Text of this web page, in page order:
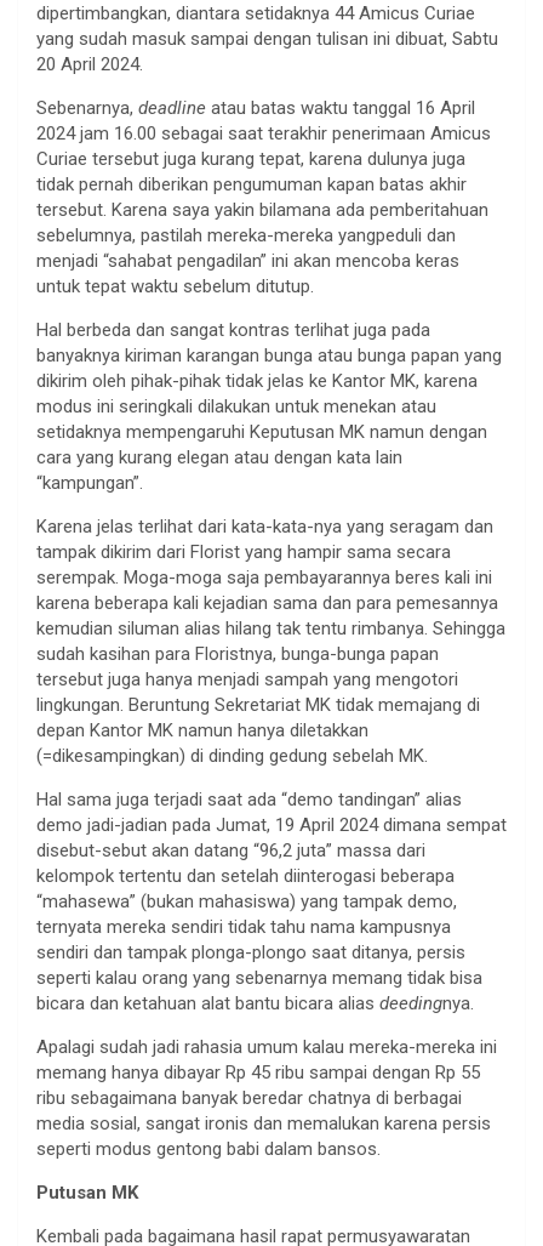
dipertimbangkan, diantara setidaknya 44 Amicus Curiae
yang sudah masuk sampai dengan tulisan ini dibuat, Sabtu
20 April 2024.
Sebenarnya, deadline atau batas waktu tanggal 16 April
2024 jam 16.00 sebagai saat terakhir penerimaan Amicus
Curiae tersebut juga kurang tepat, karena dulunya juga
tidak pernah diberikan pengumuman kapan batas akhir
tersebut. Karena saya yakin bilamana ada pemberitahuan
sebelumnya, pastilah mereka-mereka yangpeduli dan
menjadi “sahabat pengadilan” ini akan mencoba keras
untuk tepat waktu sebelum ditutup.
Hal berbeda dan sangat kontras terlihat juga pada
banyaknya kiriman karangan bunga atau bunga papan yang
dikirim oleh pihak-pihak tidak jelas ke Kantor MK, karena
modus ini seringkali dilakukan untuk menekan atau
setidaknya mempengaruhi Keputusan MK namun dengan
cara yang kurang elegan atau dengan kata lain
“kampungan”.
Karena jelas terlihat dari kata-kata-nya yang seragam dan
tampak dikirim dari Florist yang hampir sama secara
serempak. Moga-moga saja pembayarannya beres kali ini
karena beberapa kali kejadian sama dan para pemesannya
kemudian siluman alias hilang tak tentu rimbanya. Sehingga
sudah kasihan para Floristnya, bunga-bunga papan
tersebut juga hanya menjadi sampah yang mengotori
lingkungan. Beruntung Sekretariat MK tidak memajang di
depan Kantor MK namun hanya diletakkan
(=dikesampingkan) di dinding gedung sebelah MK.
Hal sama juga terjadi saat ada “demo tandingan” alias
demo jadi-jadian pada Jumat, 19 April 2024 dimana sempat
disebut-sebut akan datang “96,2 juta” massa dari
kelompok tertentu dan setelah diinterogasi beberapa
“mahasewa” (bukan mahasiswa) yang tampak demo,
ternyata mereka sendiri tidak tahu nama kampusnya
sendiri dan tampak plonga-plongo saat ditanya, persis
seperti kalau orang yang sebenarnya memang tidak bisa
bicara dan ketahuan alat bantu bicara alias deedingnya.
Apalagi sudah jadi rahasia umum kalau mereka-mereka ini
memang hanya dibayar Rp 45 ribu sampai dengan Rp 55
ribu sebagaimana banyak beredar chatnya di berbagai
media sosial, sangat ironis dan memalukan karena persis
seperti modus gentong babi dalam bansos.
Putusan MK
Kembali pada bagaimana hasil rapat permusyawaratan